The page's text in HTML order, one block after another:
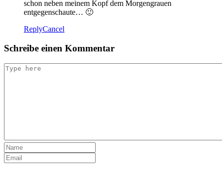
schon neben meinem Kopf dem Morgengrauen
entgegenschaute… 🙂
ReplyCancel
Schreibe einen Kommentar